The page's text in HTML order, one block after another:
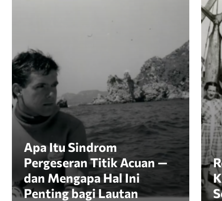
Apa Itu Sindrom
Pergeseran Titik Acuan —
dan Mengapa Hal Ini
Penting bagi Lautan